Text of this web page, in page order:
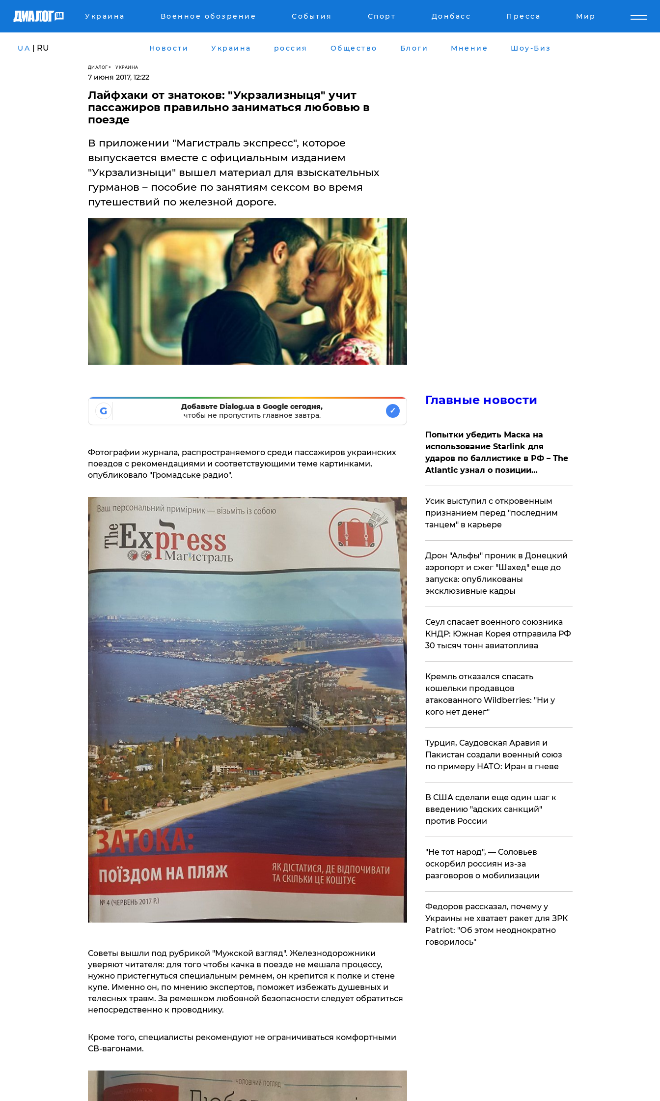
Украина Военное обозрение События Спорт Донбасс Пресса Мир
UA | RU Новости Украина россия Общество Блоги Мнение Шоу-Биз
ДИАЛОГ УКРАИНА
7 июня 2017, 12:22
Лайфхаки от знатоков: "Укрзализныця" учит
пассажиров правильно заниматься любовью в
поезде
В приложении "Магистраль экспресс", которое
выпускается вместе с официальным изданием
"Укрзализныци" вышел материал для взыскательных
гурманов – пособие по занятиям сексом во время
путешествий по железной дороге.
G
Добавьте Dialog.ua в Google сегодня,
чтобы не пропустить главное завтра.
✓
Фотографии журнала, распространяемого среди пассажиров украинских
поездов с рекомендациями и соответствующими теме картинками,
опубликовало "Громадське радио".
Советы вышли под рубрикой "Мужской взгляд". Железнодорожники
уверяют читателя: для того чтобы качка в поезде не мешала процессу,
нужно пристегнуться специальным ремнем, он крепится к полке и стене
купе. Именно он, по мнению экспертов, поможет избежать душевных и
телесных травм. За ремешком любовной безопасности следует обратиться
непосредственно к проводнику.
Кроме того, специалисты рекомендуют не ограничиваться комфортными
СВ-вагонами.
Главные новости
Попытки убедить Маска на
использование Starlink для
ударов по баллистике в РФ – The
Atlantic узнал о позиции
Усик выступил с откровенным
признанием перед "последним
танцем" в карьере
Дрон "Альфы" проник в Донецкий
аэропорт и сжег "Шахед" еще до
запуска: опубликованы
эксклюзивные кадры
​Сеул спасает военного союзника
КНДР: Южная Корея отправила РФ
30 тысяч тонн авиатоплива
Кремль отказался спасать
кошельки продавцов
атакованного Wildberries: "Ни у
кого нет денег"
Турция, Саудовская Аравия и
Пакистан создали военный союз
по примеру НАТО: Иран в гневе
В США сделали еще один шаг к
введению "адских санкций"
против России
​"Не тот народ", — Соловьев
оскорбил россиян из-за
разговоров о мобилизации
Федоров рассказал, почему у
Украины не хватает ракет для ЗРК
Patriot: "Об этом неоднократно
говорилось"